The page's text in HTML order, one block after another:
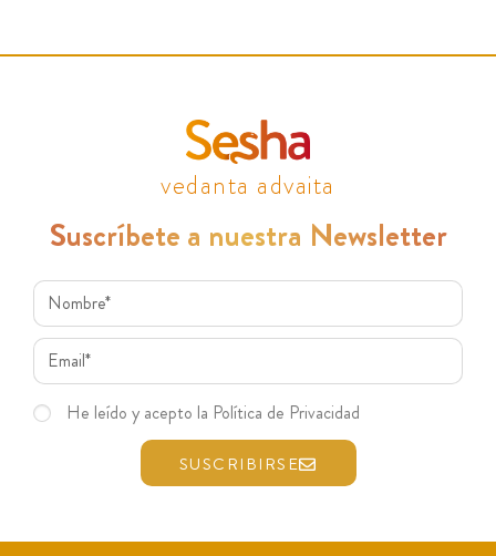
vedanta advaita
Suscríbete a nuestra Newsletter
He leído y acepto la Política de Privacidad
SUSCRIBIRSE